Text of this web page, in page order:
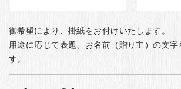
御希望により、掛紙をお付けいたします。
用途に応じて表題、お名前（贈り主）の文字
す。